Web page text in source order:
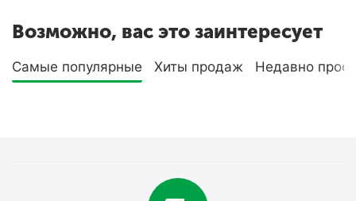
Возможно, вас это заинтересует
Самые популярные Хиты продаж Недавно